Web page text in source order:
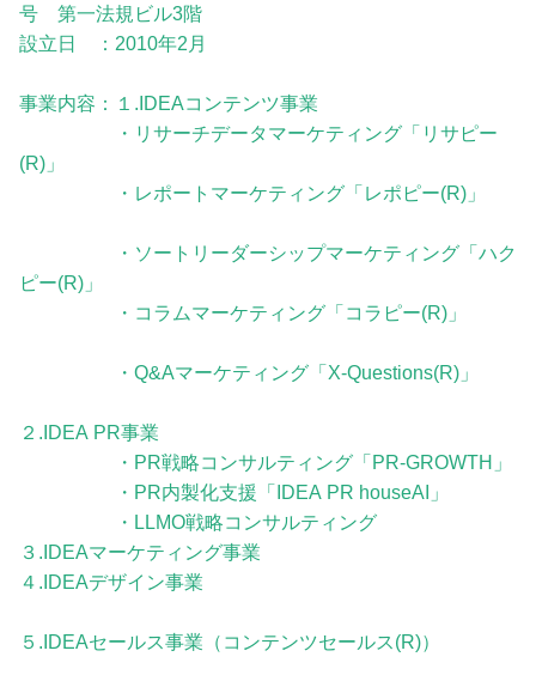
号 第一法規ビル3階
設立日 ：2010年2月
事業内容：１.IDEAコンテンツ事業
・リサーチデータマーケティング「リサピー
(R)︎」
・レポートマーケティング「レポピー(R)︎」
・ソートリーダーシップマーケティング「ハク
ピー(R)︎」
・コラムマーケティング「コラピー(R)︎」
・Q&Aマーケティング「X-Questions(R)︎」
２.IDEA PR事業
・PR戦略コンサルティング「PR-GROWTH」
・PR内製化支援「IDEA PR houseAI」
・LLMO戦略コンサルティング
３.IDEAマーケティング事業
４.IDEAデザイン事業
５.IDEAセールス事業（コンテンツセールス(R)︎）